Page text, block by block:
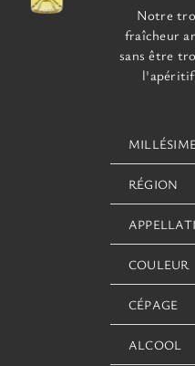
Notre
fraîcheur
sans être
l'apéritif
RÉGION
COULEUR
CÉPAGE
ALCOOL